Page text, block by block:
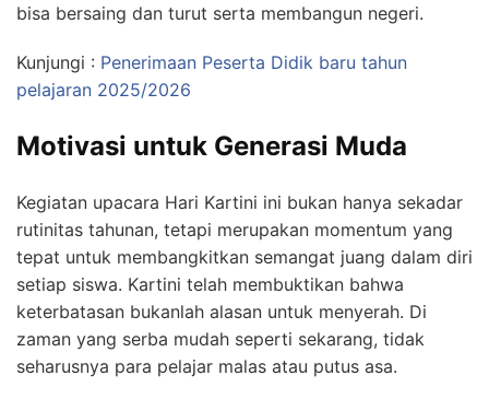
bisa bersaing dan turut serta membangun negeri.
Kunjungi : Penerimaan Peserta Didik baru tahun
pelajaran 2025/2026
Motivasi untuk Generasi Muda
Kegiatan upacara Hari Kartini ini bukan hanya sekadar
rutinitas tahunan, tetapi merupakan momentum yang
tepat untuk membangkitkan semangat juang dalam diri
setiap siswa. Kartini telah membuktikan bahwa
keterbatasan bukanlah alasan untuk menyerah. Di
zaman yang serba mudah seperti sekarang, tidak
seharusnya para pelajar malas atau putus asa.